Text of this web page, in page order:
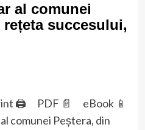
al comunei
rețeta succesului,
🖨 PDF 📄
eBook 📱
comunei Peștera, din